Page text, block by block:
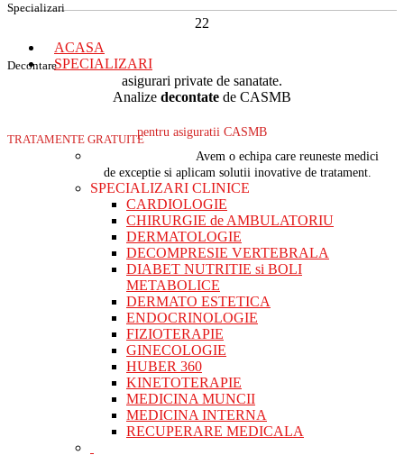
Specializari
22
Decontare
asigurari private de sanatate.
Analize decontate de CASMB
TRATAMENTE GRATUITE
pentru asiguratii CASMB
ACASA
SPECIALIZARI
Avem o echipa care reuneste medici
de exceptie si aplicam solutii inovative de tratament.
SPECIALIZARI CLINICE
CARDIOLOGIE
CHIRURGIE de AMBULATORIU
DERMATOLOGIE
DECOMPRESIE VERTEBRALA
DIABET NUTRITIE si BOLI
METABOLICE
DERMATO ESTETICA
ENDOCRINOLOGIE
FIZIOTERAPIE
GINECOLOGIE
HUBER 360
KINETOTERAPIE
MEDICINA MUNCII
MEDICINA INTERNA
RECUPERARE MEDICALA